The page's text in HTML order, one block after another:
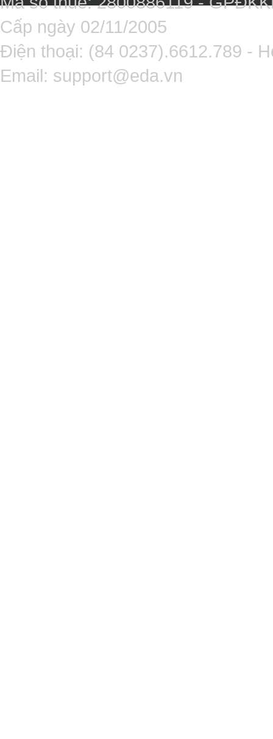
Cấp ngày 02/11/2005
Điện thoại: (84 0237).6612.789 -
Email: support@eda.vn